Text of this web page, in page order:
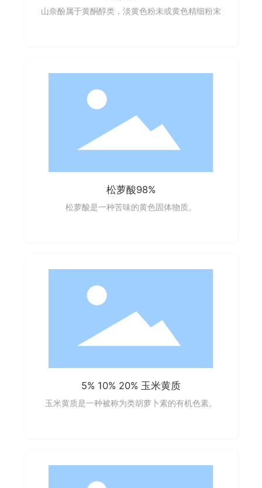
山奈酚属于黄酮醇类，淡黄色粉未或黄色精细粉末
松萝酸98%
松萝酸是一种苦味的黄色固体物质。
5% 10% 20% 玉米黄质
玉米黄质是一种被称为类胡萝卜素的有机色素。